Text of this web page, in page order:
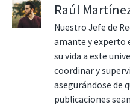
Raúl
Nuestro Jefe de
amante y experto
su vida a este
coordinar y
asegurándose de
publicaciones